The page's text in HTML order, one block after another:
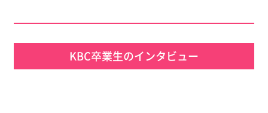
KBC卒業生のインタビュー